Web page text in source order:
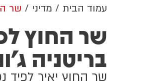
שבאה לייצג את החרדים
גם למאוכזבי ש"ס, נערכו
פגישות בין הצדדים.
פקודי
שיתוף
עמוד הבית מדיני שר
שר החוץ
בריטניה
שר החוץ יאיר לפיד